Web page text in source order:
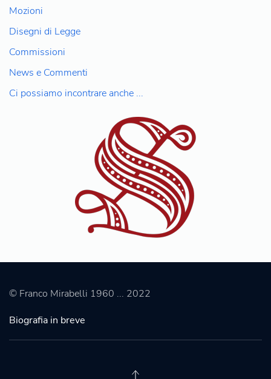
Mozioni
Disegni di Legge
Commissioni
News e Commenti
Ci possiamo incontrare anche ...
© Franco Mirabelli 1960 ... 2022
Biografia in breve